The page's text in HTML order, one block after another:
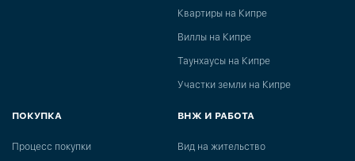
Квартиры на Кипре
Виллы на Кипре
Таунхаусы на Кипре
Участки земли на Кипре
ПОКУПКА
Процесс покупки
ВНЖ И РАБОТА
Вид на жительство